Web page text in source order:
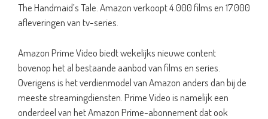
The Handmaid’s Tale. Amazon verkoopt 4.000 films en 17.000
afleveringen van tv-series.
Amazon Prime Video biedt wekelijks nieuwe content
bovenop het al bestaande aanbod van films en series.
Overigens is het verdienmodel van Amazon anders dan bij de
meeste streamingdiensten. Prime Video is namelijk een
onderdeel van het Amazon Prime-abonnement dat ook